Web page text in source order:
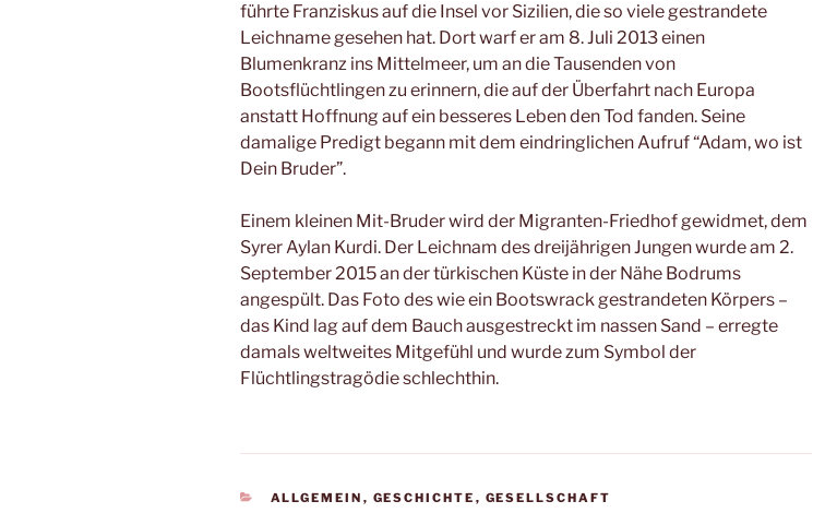
führte Franziskus auf die Insel vor Sizilien, die so viele gestrandete
Leichname gesehen hat. Dort warf er am 8. Juli 2013 einen
Blumenkranz ins Mittelmeer, um an die Tausenden von
Bootsflüchtlingen zu erinnern, die auf der Überfahrt nach Europa
anstatt Hoffnung auf ein besseres Leben den Tod fanden. Seine
damalige Predigt begann mit dem eindringlichen Aufruf “Adam, wo ist
Dein Bruder”.
Einem kleinen Mit-Bruder wird der Migranten-Friedhof gewidmet, dem
Syrer Aylan Kurdi. Der Leichnam des dreijährigen Jungen wurde am 2.
September 2015 an der türkischen Küste in der Nähe Bodrums
angespült. Das Foto des wie ein Bootswrack gestrandeten Körpers –
das Kind lag auf dem Bauch ausgestreckt im nassen Sand – erregte
damals weltweites Mitgefühl und wurde zum Symbol der
Flüchtlingstragödie schlechthin.
KATEGORIEN
ALLGEMEIN , GESCHICHTE , GESELLSCHAFT